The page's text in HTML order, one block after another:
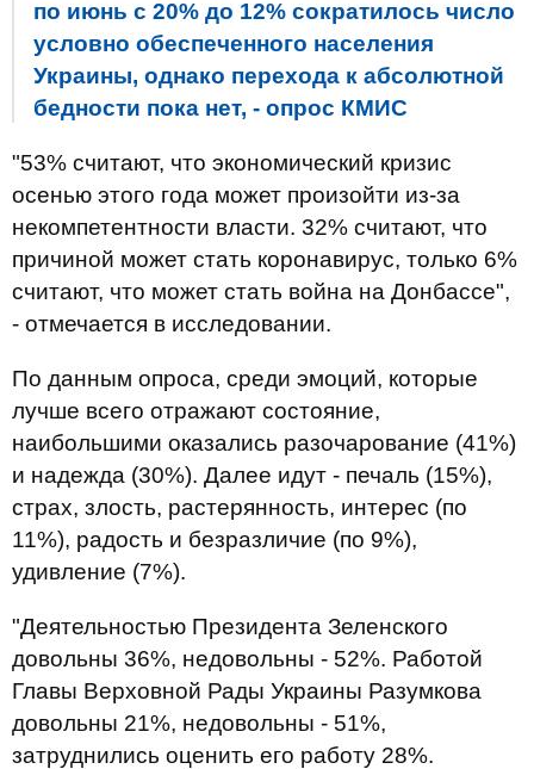
по июнь c 20% до 12% сократилось число
условно обеспеченного населения
Украины, однако перехода к абсолютной
бедности пока нет, - опрос КМИС
"53% считают, что экономический кризис
осенью этого года может произойти из-за
некомпетентности власти. 32% считают, что
причиной может стать коронавирус, только 6%
считают, что может стать война на Донбассе",
- отмечается в исследовании.
По данным опроса, среди эмоций, которые
лучше всего отражают состояние,
наибольшими оказались разочарование (41%)
и надежда (30%). Далее идут - печаль (15%),
страх, злость, растерянность, интерес (по
11%), радость и безразличие (по 9%),
удивление (7%).
"Деятельностью Президента Зеленского
довольны 36%, недовольны - 52%. Работой
Главы Верховной Рады Украины Разумкова
довольны 21%, недовольны - 51%,
затруднились оценить его работу 28%.